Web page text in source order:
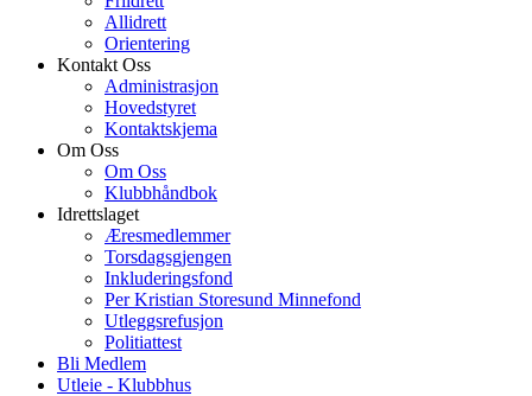
Allidrett
Orientering
Kontakt Oss
Administrasjon
Hovedstyret
Kontaktskjema
Om Oss
Om Oss
Klubbhåndbok
Idrettslaget
Æresmedlemmer
Torsdagsgjengen
Inkluderingsfond
Per Kristian Storesund Minnefond
Utleggsrefusjon
Politiattest
Bli Medlem
Utleie - Klubbhus